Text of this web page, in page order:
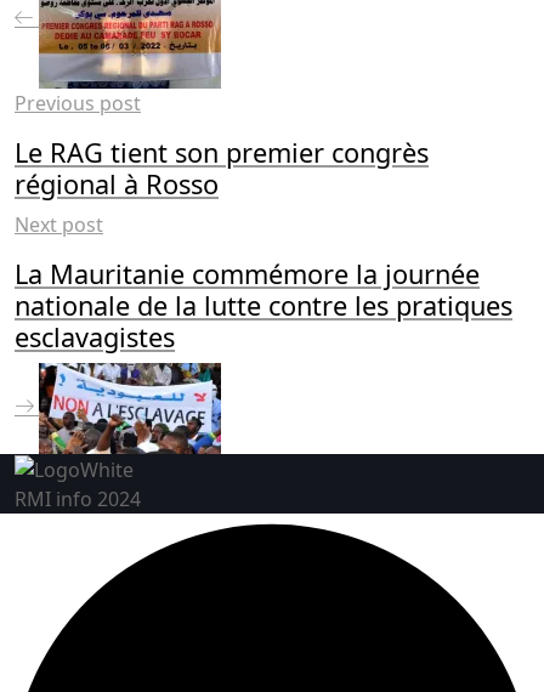
Previous post
Le RAG tient son premier congrès
régional à Rosso
Next post
La Mauritanie commémore la journée
nationale de la lutte contre les pratiques
esclavagistes
RMI info 2024